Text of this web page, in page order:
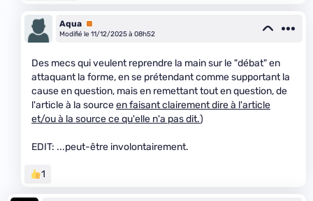
Aqua Premium
Modifié le 11/12/2025 à 08h52
Des mecs qui veulent reprendre la main sur le "débat" en
attaquant la forme, en se prétendant comme supportant la
cause en question, mais en remettant tout en question, de
l'article à la sourceen faisant clairement dire à l'article
et/ou à la source ce qu'elle n'a pas dit.)
EDIT: ...peut-être involontairement.
1